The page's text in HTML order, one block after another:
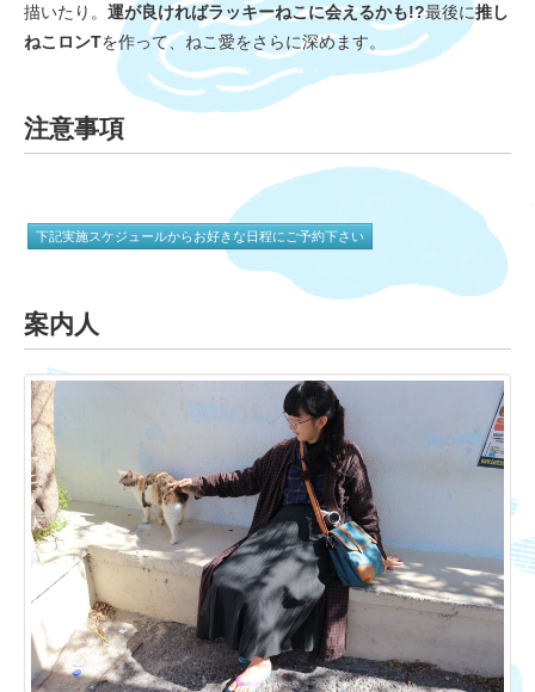
描いたり。 運が良ければラッキーねこに会えるかも!?最後に推し
ねこロンTを作って、ねこ愛をさらに深めます。
注意事項
下記実施スケジュールからお好きな日程にご予約下さい
案内人